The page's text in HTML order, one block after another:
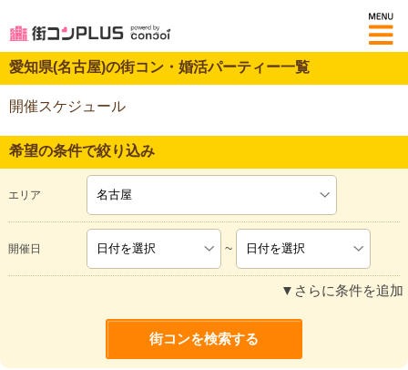
愛知県(名古屋)の街コン・婚活パーティー一覧
開催スケジュール
希望の条件で絞り込み
エリア
開催日 ~
▼さらに条件を追加